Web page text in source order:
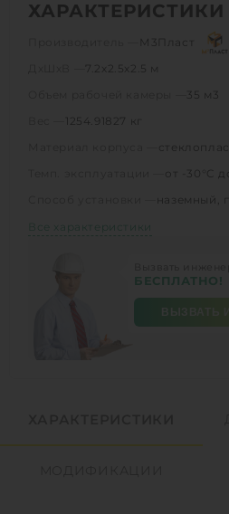
ХАРАКТЕРИСТИКИ
М3Пласт
7.2х2.5х2.5 м
35 м3
1254.91827 кг
от -30°C
наземный,
Все характеристики
БЕСПЛАТНО!